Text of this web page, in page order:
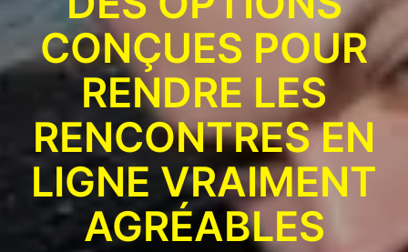
CONÇUES POUR
RENDRE LES
RENCONTRES EN
LIGNE VRAIMENT
AGRÉABLES